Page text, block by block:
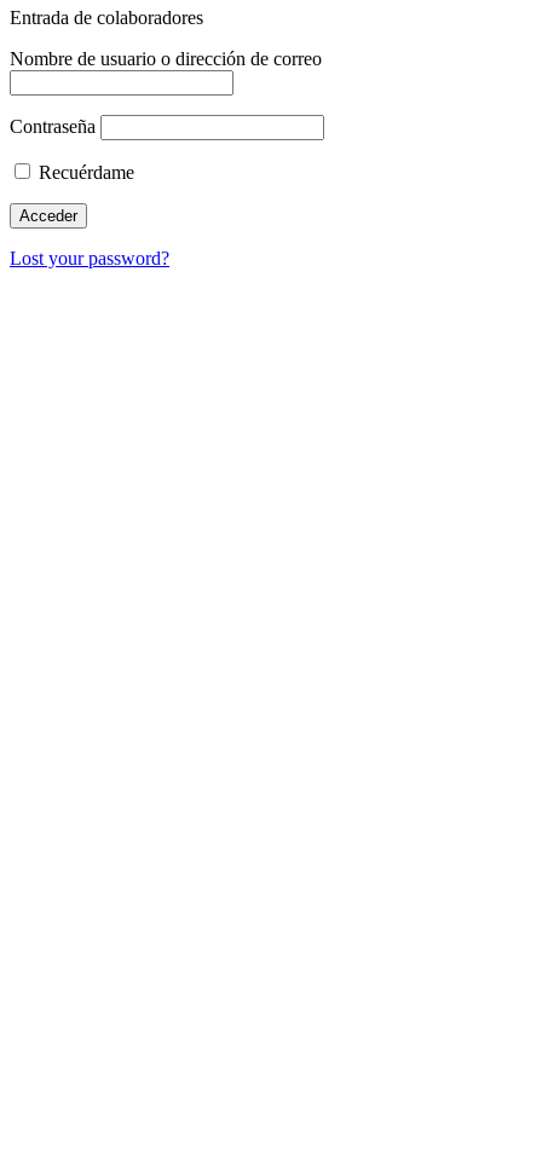
Entrada de colaboradores
Nombre de usuario o dirección de correo
Contraseña
Recuérdame
Lost your password?